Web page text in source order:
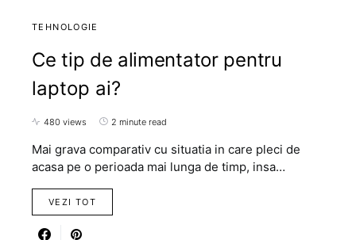
TEHNOLOGIE
Ce tip de alimentator pentru
laptop ai?
480 views 2 minute read
Mai grava comparativ cu situatia in care pleci de
acasa pe o perioada mai lunga de timp, insa…
VEZI TOT